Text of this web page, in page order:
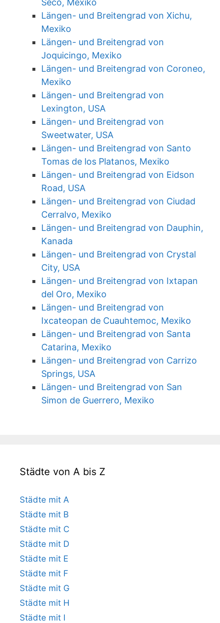
Seco, Mexiko
Längen- und Breitengrad von Xichu,
Mexiko
Längen- und Breitengrad von
Joquicingo, Mexiko
Längen- und Breitengrad von Coroneo,
Mexiko
Längen- und Breitengrad von
Lexington, USA
Längen- und Breitengrad von
Sweetwater, USA
Längen- und Breitengrad von Santo
Tomas de los Platanos, Mexiko
Längen- und Breitengrad von Eidson
Road, USA
Längen- und Breitengrad von Ciudad
Cerralvo, Mexiko
Längen- und Breitengrad von Dauphin,
Kanada
Längen- und Breitengrad von Crystal
City, USA
Längen- und Breitengrad von Ixtapan
del Oro, Mexiko
Längen- und Breitengrad von
Ixcateopan de Cuauhtemoc, Mexiko
Längen- und Breitengrad von Santa
Catarina, Mexiko
Längen- und Breitengrad von Carrizo
Springs, USA
Längen- und Breitengrad von San
Simon de Guerrero, Mexiko
Städte von A bis Z
Städte mit A
Städte mit B
Städte mit C
Städte mit D
Städte mit E
Städte mit F
Städte mit G
Städte mit H
Städte mit I